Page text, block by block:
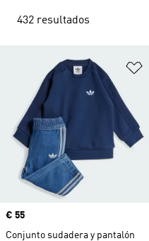
432 resultados
Precio
€ 55
Conjunto sudadera y pantalón